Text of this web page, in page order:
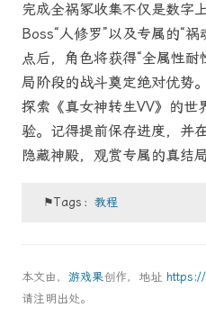
完成全祸冢收集不仅是数字
Boss“人修罗”以及专属的“
点后，角色将获得“全属性
局阶段的战斗奠定绝对优势
探索《真女神转生VV》的世
验。记得提前保存进度，并
隐藏神殿，观赏专属的真结局
⚑Tags：教程
本文由， 游戏果创作，地址
请注明出处。